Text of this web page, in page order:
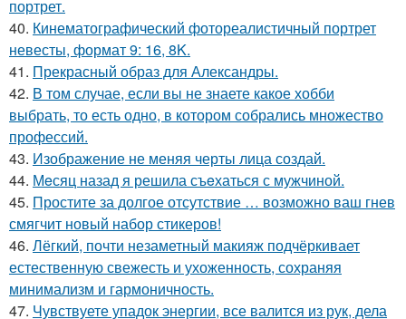
портрет.
40. Кинематографический фотореалистичный портрет
невесты, формат 9: 16, 8K.
41. Прекрасный образ для Александры.
42. В том случае, если вы не знаете какое хобби
выбрать, то есть одно, в котором собрались множество
профессий.
43. Изображение не меняя черты лица создай.
44. Мeсяц назад я решила съeхаться с мужчиной.
45. Простите за долгое отсутствие … возможно ваш гнев
смягчит новый набор стикеров!
46. Лёгкий, почти незаметный макияж подчёркивает
естественную свежесть и ухоженность, сохраняя
минимализм и гармоничность.
47. Чувствуете упадок энергии, все валится из рук, дела